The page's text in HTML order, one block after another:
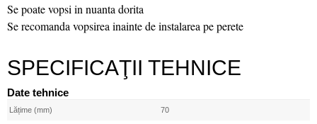
Se poate vopsi in nuanta dorita
Se recomanda vopsirea inainte de instalarea pe perete
SPECIFICAŢII TEHNICE
Date tehnice
Lățime (mm) 70